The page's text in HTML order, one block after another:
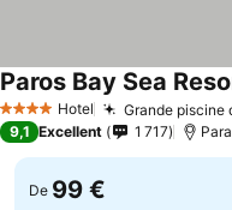
4 Étoiles Hotel Grande piscine
Paros Bay Sea
9,1 Excellent 1 717
De 99 €